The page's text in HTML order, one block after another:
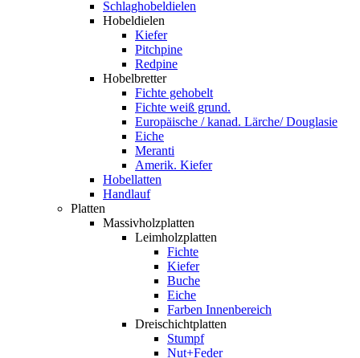
Schlaghobeldielen
Hobeldielen
Kiefer
Pitchpine
Redpine
Hobelbretter
Fichte gehobelt
Fichte weiß grund.
Europäische / kanad. Lärche/ Douglasie
Eiche
Meranti
Amerik. Kiefer
Hobellatten
Handlauf
Platten
Massivholzplatten
Leimholzplatten
Fichte
Kiefer
Buche
Eiche
Farben Innenbereich
Dreischichtplatten
Stumpf
Nut+Feder